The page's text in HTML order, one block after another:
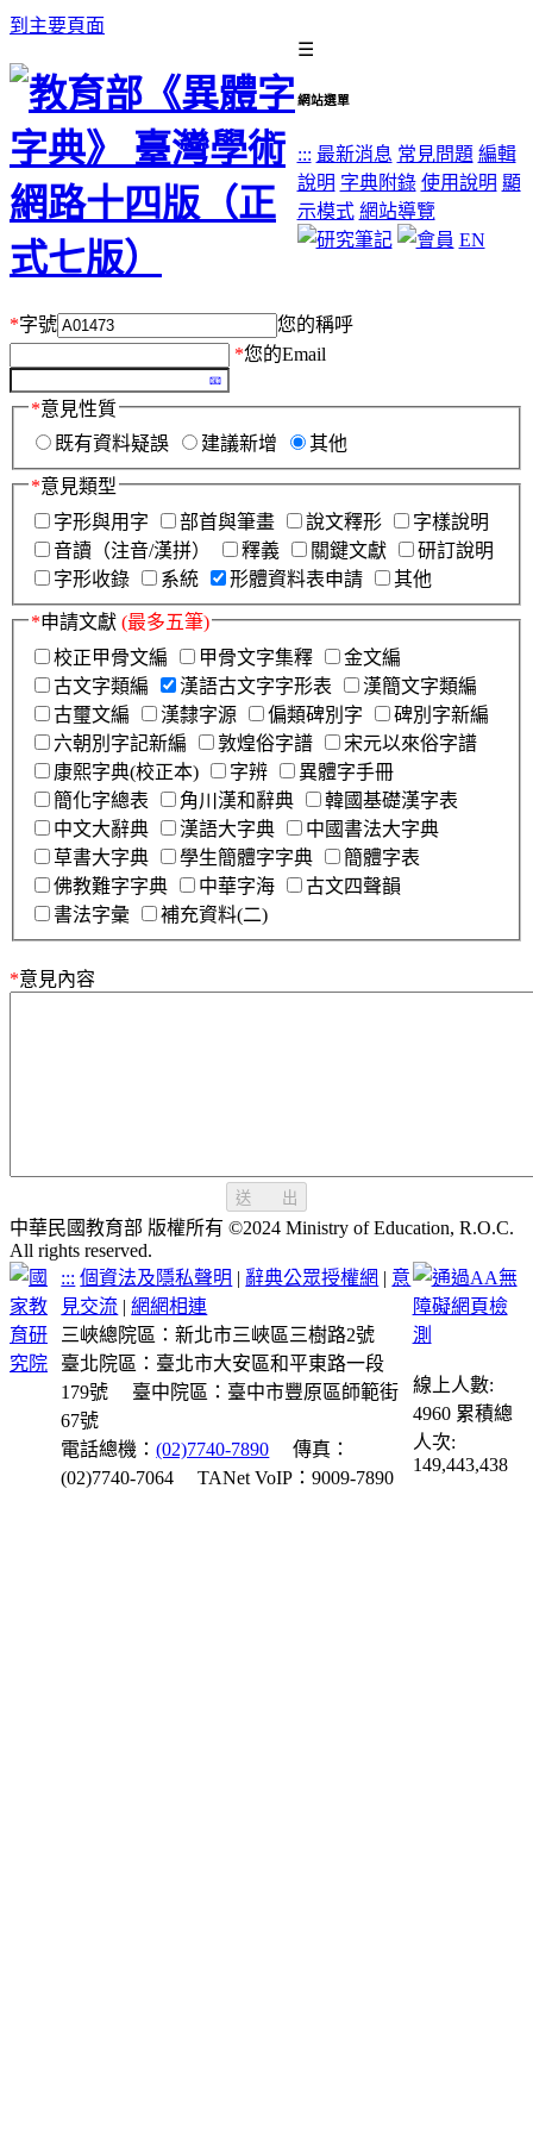
到主要頁面
☰
網站選單
::: 最新消息 常見問題 編輯
說明 字典附錄 使用說明 顯
示模式 網站導覽
EN
*字號
您的稱呼
*您的Email
*意見性質
既有資料疑誤
建議新增 其他
*意見類型
字形與用字
部首與筆畫 說文釋形
字樣說明
音讀（注音/漢拼）
釋義 關鍵文獻
研訂說明
字形收錄
系統 形體資料表申請 其他
*申請文獻 (最多五筆)
校正甲骨文編
甲骨文字集釋
金文編
古文字類編
漢語古文字字形表
漢簡文字類編
古璽文編
漢隸字源 偏類碑別字
碑別字新編
六朝別字記新編
敦煌俗字譜
宋元以來俗字譜
康熙字典(校正本)
字辨
異體字手冊
簡化字總表
角川漢和辭典
韓國基礎漢字表
中文大辭典
漢語大字典
中國書法大字典
草書大字典
學生簡體字字典
簡體字表
佛教難字字典
中華字海
古文四聲韻
書法字彙
補充資料(二)
*意見內容
送 出
中華民國教育部 版權所有 ©2024 Ministry of Education, R.O.C.
All rights reserved.
::: 個資法及隱私聲明 | 辭典公眾授權網 | 意
見交流 |網網相連
三峽總院區：新北市三峽區三樹路2號
臺北院區：臺北市大安區和平東路一段
179號
臺中院區：臺中市豐原區師範街
67號
電話總機：(02)7740-7890
傳真：
(02)7740-7064
TANet VoIP：9009-7890
線上人數:
4960 累積總
人次:
149,443,438